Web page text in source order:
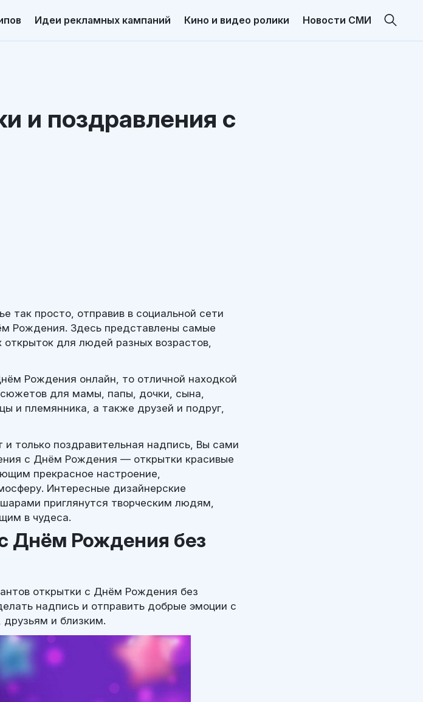
Идеи рекламных кампаний Кино и видео ролики Новости СМИ
и поздравления с
так просто, отправив в социальной сети
Рождения. Здесь представлены самые
для людей разных возрастов,
Рождения онлайн, то отличной находкой
для мамы, папы, дочки, сына,
и племянника, а также друзей и подруг,
только поздравительная надпись, Вы сами
с Днём Рождения — открытки красивые
прекрасное настроение,
Интересные дизайнерские
приглянутся творческим людям,
в чудеса.
Днём Рождения без
открытки с Днём Рождения без
надпись и отправить добрые эмоции с
и близким.